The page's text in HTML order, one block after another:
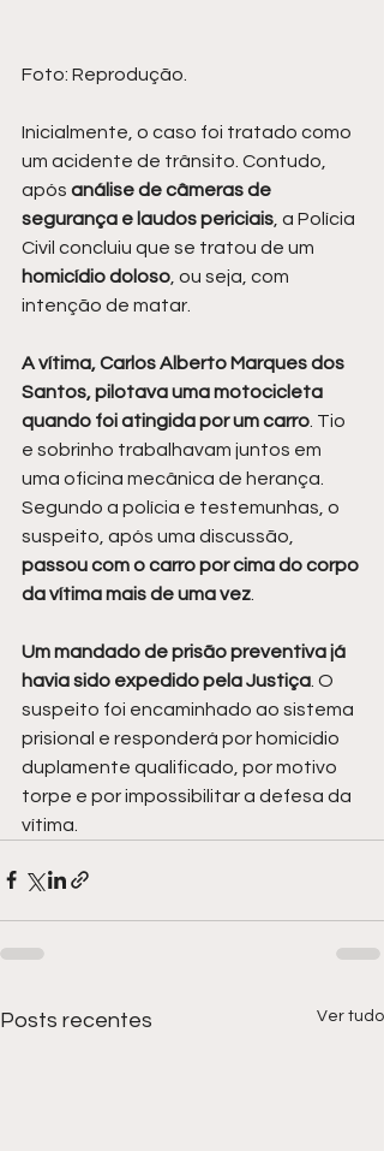
Foto: Reprodução.
Inicialmente, o caso foi tratado como
um acidente de trânsito. Contudo,
após análise de câmeras de
segurança e laudos periciais , a Polícia
Civil concluiu que se tratou de um
homicídio doloso , ou seja, com
intenção de matar.
A vítima, Carlos Alberto Marques dos
Santos, pilotava uma motocicleta
quando foi atingida por um carro . Tio
e sobrinho trabalhavam juntos em
uma oficina mecânica de herança.
Segundo a polícia e testemunhas, o
suspeito, após uma discussão,
passou com o carro por cima do corpo
da vítima mais de uma vez
Um mandado de prisão preventiva já
havia sido expedido pela Justiça . O
suspeito foi encaminhado ao sistema
prisional e responderá por homicídio
duplamente qualificado, por motivo
torpe e por impossibilitar a defesa da
vítima.
Posts recentes Ver tudo